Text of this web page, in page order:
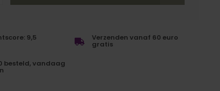
9,5 Verzenden vanaf 60 euro
gratis
besteld, vandaag